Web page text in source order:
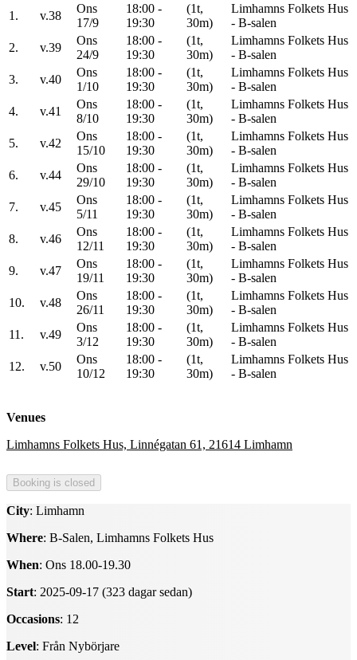
1.
v.38
Ons
17/9
18:00 -
19:30
(1t,
30m)
Limhamns Folkets Hus
- B-salen
2.
v.39
Ons
24/9
18:00 -
19:30
(1t,
30m)
Limhamns Folkets Hus
- B-salen
3.
v.40
Ons
1/10
18:00 -
19:30
(1t,
30m)
Limhamns Folkets Hus
- B-salen
4.
v.41
Ons
8/10
18:00 -
19:30
(1t,
30m)
Limhamns Folkets Hus
- B-salen
5.
v.42
Ons
15/10
18:00 -
19:30
(1t,
30m)
Limhamns Folkets Hus
- B-salen
6.
v.44
Ons
29/10
18:00 -
19:30
(1t,
30m)
Limhamns Folkets Hus
- B-salen
7.
v.45
Ons
5/11
18:00 -
19:30
(1t,
30m)
Limhamns Folkets Hus
- B-salen
8.
v.46
Ons
12/11
18:00 -
19:30
(1t,
30m)
Limhamns Folkets Hus
- B-salen
9.
v.47
Ons
19/11
18:00 -
19:30
(1t,
30m)
Limhamns Folkets Hus
- B-salen
10.
v.48
Ons
26/11
18:00 -
19:30
(1t,
30m)
Limhamns Folkets Hus
- B-salen
11.
v.49
Ons
3/12
18:00 -
19:30
(1t,
30m)
Limhamns Folkets Hus
- B-salen
12.
v.50
Ons
10/12
18:00 -
19:30
(1t,
30m)
Limhamns Folkets Hus
- B-salen
Venues
Limhamns Folkets Hus, Linnégatan 61, 21614 Limhamn
City: Limhamn
Where: B-Salen, Limhamns Folkets Hus
When: Ons 18.00-19.30
Start: 2025-09-17 (323 dagar sedan)
Occasions: 12
Level: Från Nybörjare